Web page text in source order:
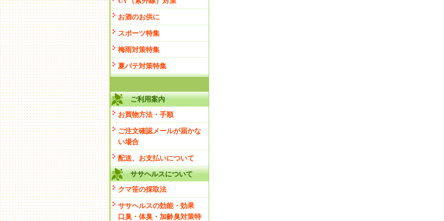
お酒のお供に
スポーツ特集
梅雨対策特集
夏バテ対策特集
ご利用案内
お買物方法・手順
ご注文確認メールが届かな
い場合
配送、お支払いについて
ササヘルスについて
クマ笹の採取法
ササヘルスの効能・効果
口臭・体臭・加齢臭対策特